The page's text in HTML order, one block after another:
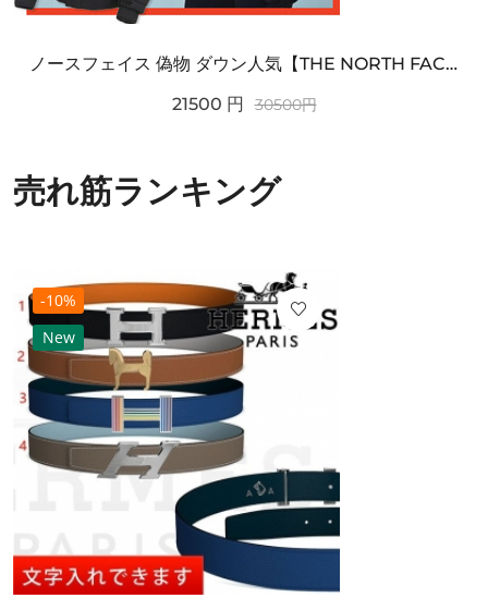
ノースフェイス 偽物 ダウン人気【THE NORTH FACE】M'S 7 SUMMIT HIM...
21500 円 30500円
売れ筋ランキング
-10%
New